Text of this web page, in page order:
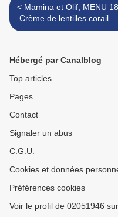
< Mamina et Olif, MENU 18.
Crème de lentilles corail et
gingembre, cabillaud et
Hébergé par Canalblog
Top articles
Pages
Contact
Signaler un abus
C.G.U.
Cookies et données
Préférences cookies
Voir le profil de 02051946